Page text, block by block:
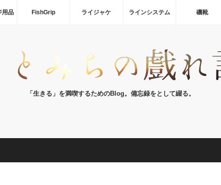
用品 FishGrip ライジャケ ラインシステム 磯靴
「生きる」を満喫するためのBlog。備忘録をとして綴る。